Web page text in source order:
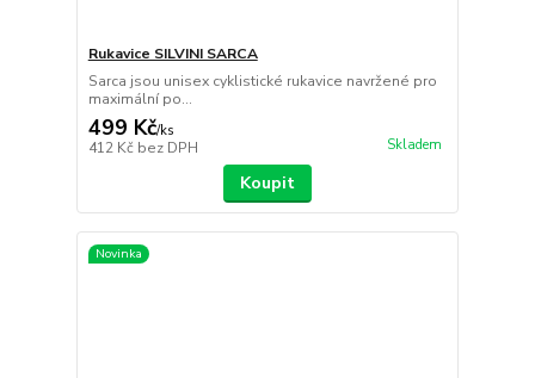
Rukavice SILVINI SARCA
Sarca jsou unisex cyklistické rukavice navržené pro
maximální po...
499 Kč/ks
412 Kč bez DPH Skladem
Koupit
Novinka